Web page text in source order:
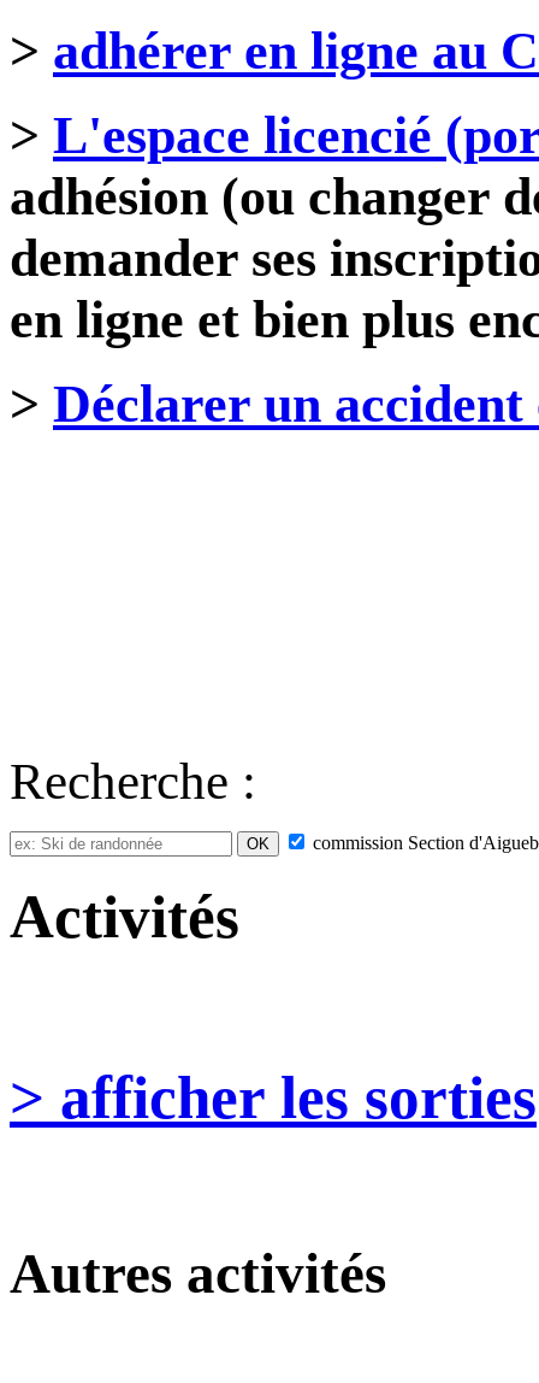
> adhérer en ligne au
> L'espace licencié
adhésion (ou changer
demander ses
en ligne et bien plus
> Déclarer un accident
Recherche :
commission Section
Activités
> afficher les sorties
Autres activités